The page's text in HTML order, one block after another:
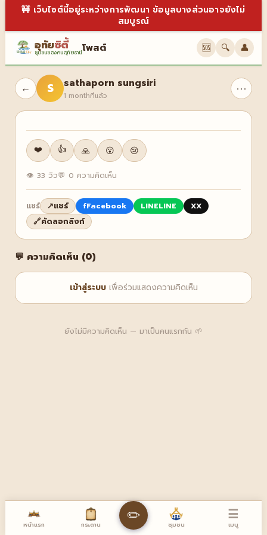
🚧 เว็บไซต์นี้อยู่ระหว่างการพัฒนา ข้อมูลบางส่วนอาจยังไม่
สมบูรณ์
อุทัยซิตี้
ชุมชนของคนอุทัยธานีโพสต์ 🆘 🔍 👤
← S sathaporn sungsiri
1 monthที่แล้ว ⋯
❤️ 👍 🙏 😮 😢
👁 33 วิว💬 0 ความคิดเห็น
แชร์ ↗แชร์ fFacebook LINELINE XX
🔗คัดลอกลิงก์
💬 ความคิดเห็น (0)
เข้าสู่ระบบเพื่อร่วมแสดงความคิดเห็น
ยังไม่มีความคิดเห็น — มาเป็นคนแรกกัน 🌱
หน้าแรก กระดาน ✏️ ชุมชน
☰
เมนู